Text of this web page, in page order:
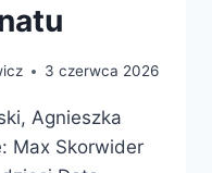
3 czerwca 2026
Agnieszka
Max Skorwider